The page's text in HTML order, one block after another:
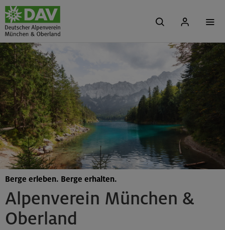
Alpenverein München &
Oberland
Berge erleben. Berge erhalten.